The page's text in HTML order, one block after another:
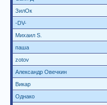
ЗилОк
-DV-
Михаил S.
паша
zotov
Александр Овечкин
Викар
Однако